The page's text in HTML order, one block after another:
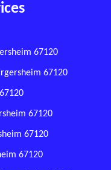
67120
67120
67120
67120
67120